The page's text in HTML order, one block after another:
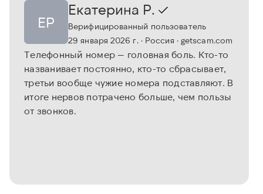
ЕР
Екатерина Р.
Верифицированный пользователь
29 января 2026 г.· Россия · getscam.com
Телефонный номер — головная боль. Кто-то
названивает постоянно, кто-то сбрасывает,
третьи вообще чужие номера подставляют. В
итоге нервов потрачено больше, чем пользы
от звонков.